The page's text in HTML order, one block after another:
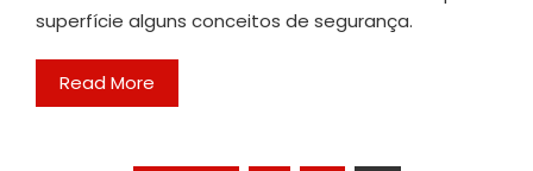
superfície alguns conceitos de segurança.
Read More